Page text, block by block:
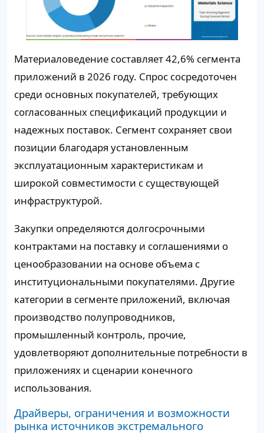
Материаловедение составляет 42,6% сегмента
приложений в 2026 году. Спрос сосредоточен
среди основных покупателей, требующих
согласованных спецификаций продукции и
надежных поставок. Сегмент сохраняет свои
позиции благодаря установленным
эксплуатационным характеристикам и
широкой совместимости с существующей
инфраструктурой.
Закупки определяются долгосрочными
контрактами на поставку и соглашениями о
ценообразовании на основе объема с
институциональными покупателями. Другие
категории в сегменте приложений, включая
производство полупроводников,
промышленный контроль, прочие,
удовлетворяют дополнительные потребности в
приложениях и сценарии конечного
использования.
Драйверы, ограничения и возможности
рынка источников экстремального